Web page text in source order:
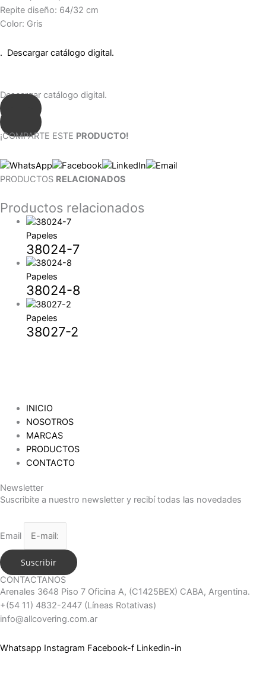
Repite diseño: 64/32 cm
Color: Gris
. Descargar catálogo digital.
Descargar catálogo digital.
¡COMPARTE ESTE PRODUCTO!
PRODUCTOS RELACIONADOS
Productos relacionados
Papeles
38024-7
Papeles
38024-8
Papeles
38027-2
INICIO
NOSOTROS
MARCAS
PRODUCTOS
CONTACTO
Newsletter
Suscribite a nuestro newsletter y recibí todas las novedades
Email
Suscribir
CONTACTANOS
Arenales 3648 Piso 7 Oficina A, (C1425BEX) CABA, Argentina.
+(54 11) 4832-2447 (Líneas Rotativas)
info@allcovering.com.ar
Whatsapp Instagram Facebook-f Linkedin-in